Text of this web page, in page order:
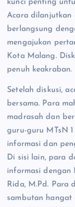
kunci penting
Acara dilanjutkan
berlangsung
mengajukan
Kota Malang.
penuh keakraban.
Setelah diskusi,
bersama. Para
madrasah dan
guru-guru MTsN
informasi dan
Di sisi lain, para
informasi dengan
Rida, M.Pd. Para
sambutan hangat